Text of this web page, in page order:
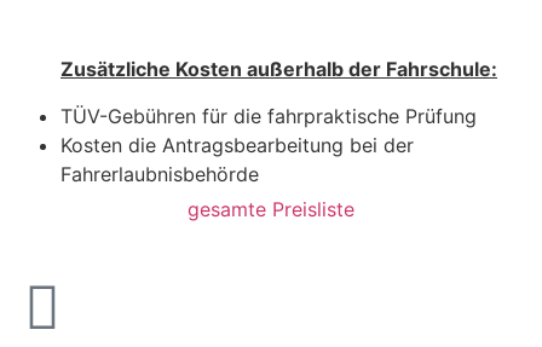
Zusätzliche Kosten außerhalb der Fahrschule:
TÜV-Gebühren für die fahrpraktische Prüfung
Kosten die Antragsbearbeitung bei der
Fahrerlaubnisbehörde
gesamte Preisliste